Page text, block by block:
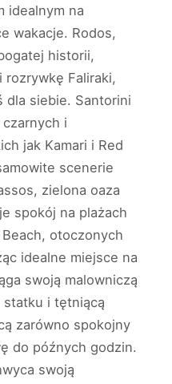
idealnym na
wakacje. Rodos,
historii,
rozrywkę Faliraki,
dla siebie. Santorini
i
jak Kamari i Red
scenerie
zielona oaza
spokój na plażach
otoczonych
idealne miejsce na
swoją malowniczą
statku i tętniącą
zarówno spokojny
do późnych godzin.
swoją